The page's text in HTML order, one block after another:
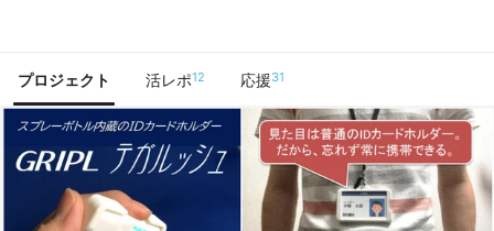
プロジェクト 活レポ12 応援31